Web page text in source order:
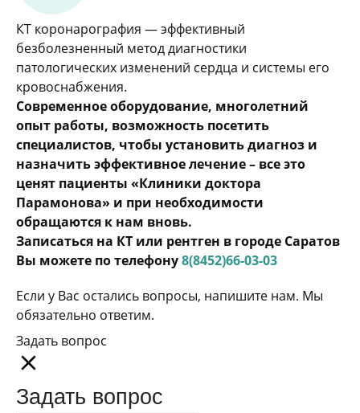
КТ коронарография — эффективный
безболезненный метод диагностики
патологических изменений сердца и системы его
кровоснабжения.
Современное оборудование, многолетний
опыт работы, возможность посетить
специалистов, чтобы установить диагноз и
назначить эффективное лечение – все это
ценят пациенты «Клиники доктора
Парамонова» и при необходимости
обращаются к нам вновь.
Записаться на КТ или рентген в городе Саратов
Вы можете по телефону8(8452)66-03-03
Если у Вас остались вопросы, напишите нам. Мы
обязательно ответим.
Задать вопрос
Задать вопрос